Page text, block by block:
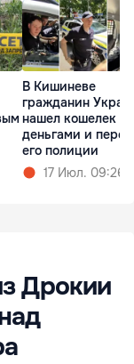
В Кишиневе
гражданин
нашел кошелек с
деньгами и
его полиции
17 Июл. 09:26
Дрокии